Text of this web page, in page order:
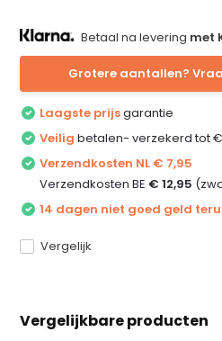
Betaal na levering met
Grotere aantallen?
Laagste prijsgarantie
Veilig betalen- verzekerd tot
Verzendkosten NL € 7,95
Verzendkosten BE € 12,95
14 dagen niet goed geld
Vergelijk
Vergelijkbare producten